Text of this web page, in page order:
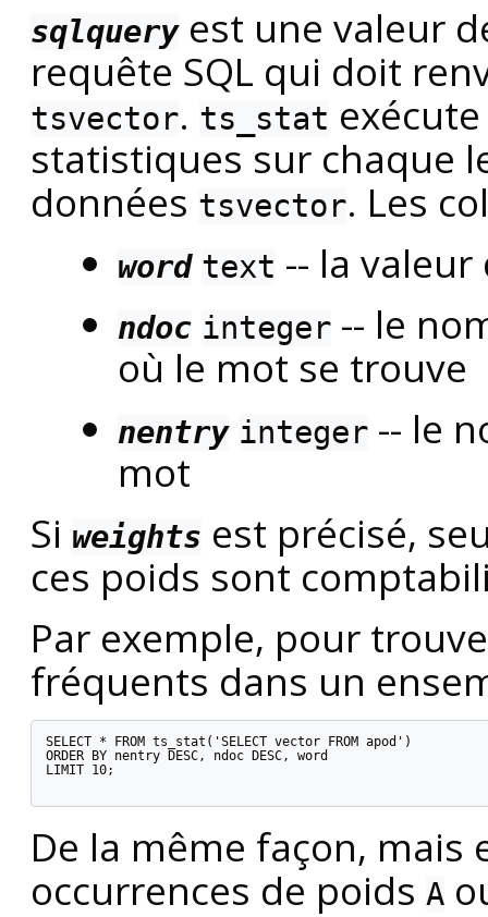
sqlqueryest une valeur
requête SQL qui doit
tsvector. ts_stat
statistiques sur chaque
données tsvector. Les
word text -- la
ndoc integer -- le
où le mot se trouve
nentry integer -- le
mot
Si weights est précisé,
ces poids sont
Par exemple, pour
fréquents dans un
SELECT * FROM ts_stat('SELECT vector FROM apod')
ORDER BY nentry DESC, ndoc DESC, word
LIMIT 10;
De la même façon,
occurrences de poids A